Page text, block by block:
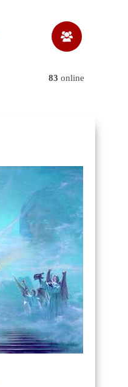
83 online